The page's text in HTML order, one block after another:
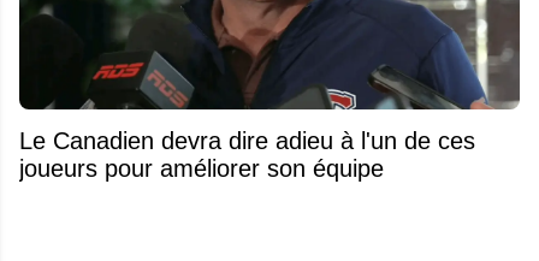
Le Canadien devra dire adieu à l'un de ces
joueurs pour améliorer son équipe